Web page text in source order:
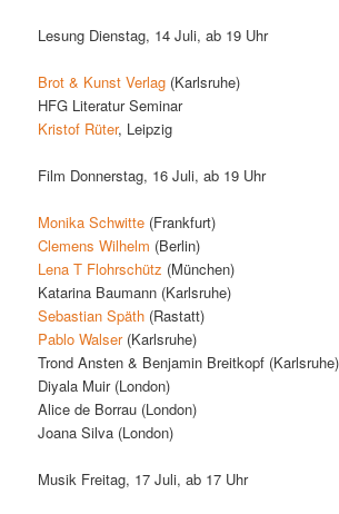
Lesung Dienstag, 14 Juli, ab 19 Uhr
Brot & Kunst Verlag (Karlsruhe)
HFG Literatur Seminar
Kristof Rüter, Leipzig
Film Donnerstag, 16 Juli, ab 19 Uhr
Monika Schwitte (Frankfurt)
Clemens Wilhelm (Berlin)
Lena T Flohrschütz (München)
Katarina Baumann (Karlsruhe)
Sebastian Späth (Rastatt)
Pablo Walser(Karlsruhe)
Trond Ansten & Benjamin Breitkopf (Karlsruhe)
Diyala Muir (London)
Alice de Borrau (London)
Joana Silva (London)
Musik Freitag, 17 Juli, ab 17 Uhr